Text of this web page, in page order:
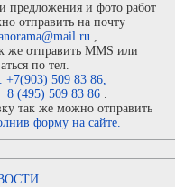
предложения и фото работ
отправить на почту
,
же отправить MMS или
по тел.
+7(903) 509 83 86,
8 (495) 509 83 86 .
так же можно отправить
форму на сайте.